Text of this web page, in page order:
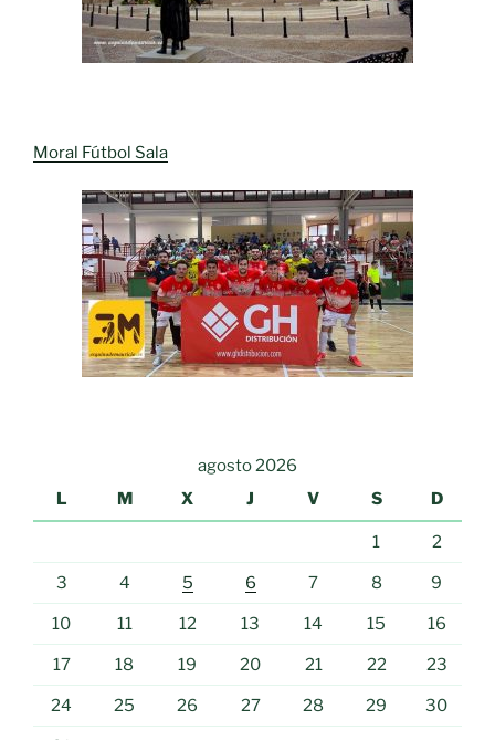
Moral Fútbol Sala
agosto 2026
L
M X J V S D
1 2
3 4 5 6 7 8 9
10 11 12 13 14 15 16
17 18 19 20 21 22 23
24 25 26 27 28 29 30